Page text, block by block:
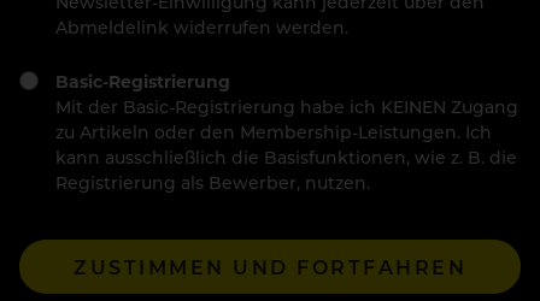
Abmeldelink widerrufen werden.
Basic-Registrierung
Mit der Basic-Registrierung habe ich KEINEN Zugang
zu Artikeln oder den Membership-Leistungen. Ich
kann ausschließlich die Basisfunktionen, wie z. B. die
Registrierung als Bewerber, nutzen.
ZUSTIMMEN UND FORTFAHREN